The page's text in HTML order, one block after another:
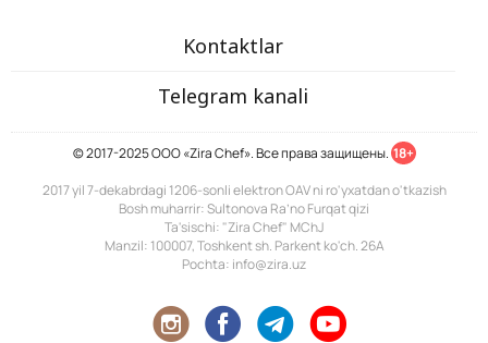
Kontaktlar
Telegram kanali
© 2017-2025 ООО «Zira Chef». Все права защищены. 18+
2017 yil 7-dekabrdagi 1206-sonli elektron OAV ni ro'yxatdan o'tkazish
Bosh muharrir: Sultonova Ra’no Furqat qizi
Ta'sischi: "Zira Chef" MChJ
Manzil: 100007, Toshkent sh. Parkent ko'ch. 26A
Pochta: info@zira.uz